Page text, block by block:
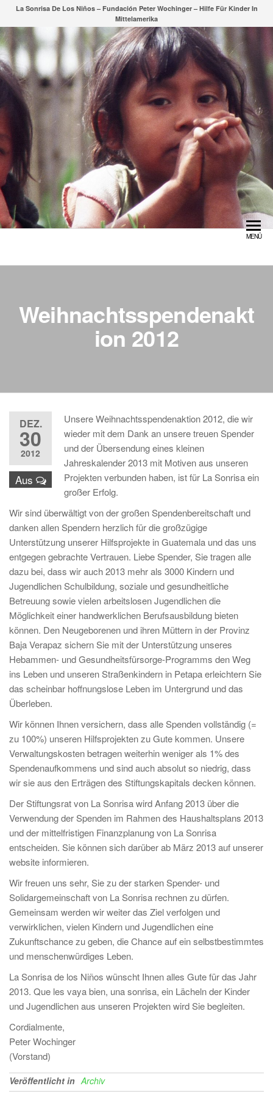
Zum
springen
La Sonrisa De Los Niños – Fundación Peter Wochinger – Hilfe Für Kinder In
Mittelamerika
MENÜ
Weihnachtsspendenakt
ion 2012
DEZ.
30
2012
Aus
Unsere Weihnachtsspendenaktion 2012, die wir
wieder mit dem Dank an unsere treuen Spender
und der Übersendung eines kleinen
Jahreskalender 2013 mit Motiven aus unseren
Projekten verbunden haben, ist für La Sonrisa ein
großer Erfolg.
Wir sind überwältigt von der großen Spendenbereitschaft und
danken allen Spendern herzlich für die großzügige
Unterstützung unserer Hilfsprojekte in Guatemala und das uns
entgegen gebrachte Vertrauen. Liebe Spender, Sie tragen alle
dazu bei, dass wir auch 2013 mehr als 3000 Kindern und
Jugendlichen Schulbildung, soziale und gesundheitliche
Betreuung sowie vielen arbeitslosen Jugendlichen die
Möglichkeit einer handwerklichen Berufsausbildung bieten
können. Den Neugeborenen und ihren Müttern in der Provinz
Baja Verapaz sichern Sie mit der Unterstützung unseres
Hebammen- und Gesundheitsfürsorge-Programms den Weg
ins Leben und unseren Straßenkindern in Petapa erleichtern Sie
das scheinbar hoffnungslose Leben im Untergrund und das
Überleben.
Wir können Ihnen versichern, dass alle Spenden vollständig (=
zu 100%) unseren Hilfsprojekten zu Gute kommen. Unsere
Verwaltungskosten betragen weiterhin weniger als 1% des
Spendenaufkommens und sind auch absolut so niedrig, dass
wir sie aus den Erträgen des Stiftungskapitals decken können.
Der Stiftungsrat von La Sonrisa wird Anfang 2013 über die
Verwendung der Spenden im Rahmen des Haushaltsplans 2013
und der mittelfristigen Finanzplanung von La Sonrisa
entscheiden. Sie können sich darüber ab März 2013 auf unserer
website informieren.
Wir freuen uns sehr, Sie zu der starken Spender- und
Solidargemeinschaft von La Sonrisa rechnen zu dürfen.
Gemeinsam werden wir weiter das Ziel verfolgen und
verwirklichen, vielen Kindern und Jugendlichen eine
Zukunftschance zu geben, die Chance auf ein selbstbestimmtes
und menschenwürdiges Leben.
La Sonrisa de los Niños wünscht Ihnen alles Gute für das Jahr
2013. Que les vaya bien, una sonrisa, ein Lächeln der Kinder
und Jugendlichen aus unseren Projekten wird Sie begleiten.
Cordialmente,
Peter Wochinger
(Vorstand)
Veröffentlicht in Archiv